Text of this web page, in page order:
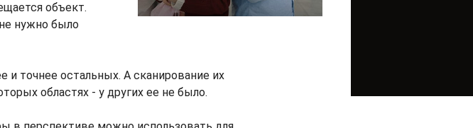
объект.
нужно было
и точнее остальных. А сканирование их
областях - у других ее не было.